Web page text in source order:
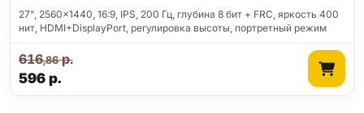
27", 2560x1440, 16:9, IPS, 200 Гц, глубина 8 бит + FRC, яркость 400
нит, HDMI+DisplayPort, регулировка высоты, портретный режим
596р.
616,86р.